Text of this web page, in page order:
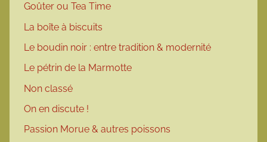
Goûter ou Tea Time
La boîte à biscuits
Le boudin noir : entre tradition & modernité
Le pétrin de la Marmotte
Non classé
On en discute !
Passion Morue & autres poissons